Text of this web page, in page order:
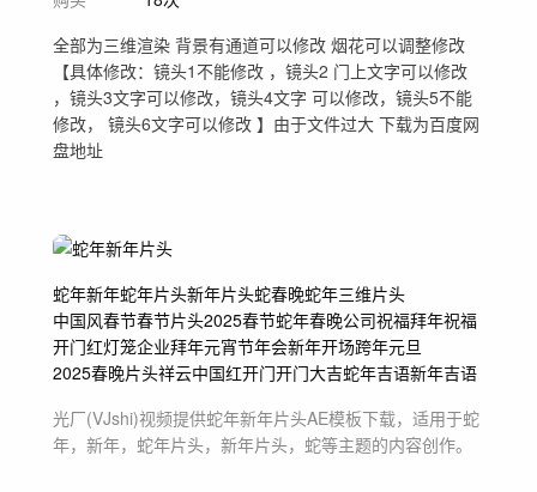
全部为三维渲染 背景有通道可以修改 烟花可以调整修改
【具体修改：镜头1不能修改 ，镜头2 门上文字可以修改
，镜头3文字可以修改，镜头4文字 可以修改，镜头5不能
修改， 镜头6文字可以修改 】由于文件过大 下载为百度网
盘地址
蛇年新年蛇年片头新年片头蛇春晚蛇年三维片头
中国风春节春节片头2025春节蛇年春晚公司祝福拜年祝福
开门红灯笼企业拜年元宵节年会新年开场跨年元旦
2025春晚片头祥云中国红开门开门大吉蛇年吉语新年吉语
光厂(VJshi)视频提供蛇年新年片头AE模板下载，适用于蛇
年，新年，蛇年片头，新年片头，蛇等主题的内容创作。